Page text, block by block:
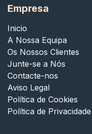
Empresa
Inicio
A Nossa Equipa
Os Nossos Clientes
Junte-se a Nós
Contacte-nos
Aviso Legal
Política de Cookies
Política de Privacidade